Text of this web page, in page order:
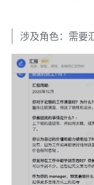
涉及角色：需要